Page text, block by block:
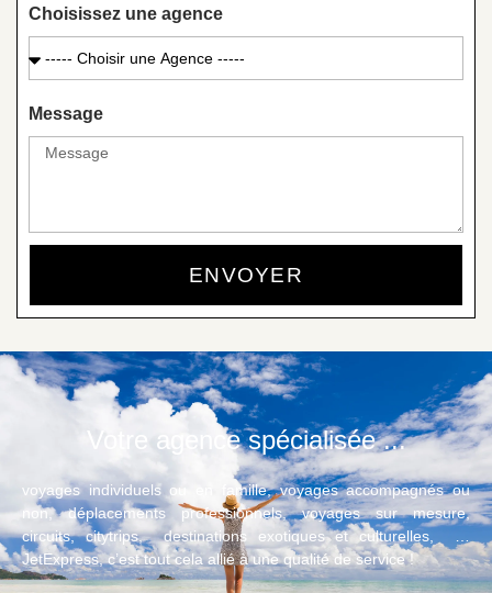
Choisissez une agence
Message
ENVOYER
Votre agence spécialisée ...
voyages individuels ou en famille, voyages accompagnés ou
non, déplacements professionnels, voyages sur mesure,
circuits, citytrips, destinations exotiques et culturelles, …
JetExpress, c’est tout cela allié à une qualité de service !